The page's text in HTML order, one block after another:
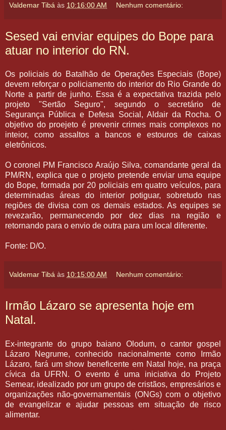
Valdemar Tibá às 10:16:00 AM Nenhum comentário:
Sesed vai enviar equipes do Bope para
atuar no interior do RN.
Os policiais do Batalhão de Operações Especiais (Bope)
devem reforçar o policiamento do interior do Rio Grande do
Norte a partir de junho. Essa é a expectativa trazida pelo
projeto "Sertão Seguro", segundo o secretário de
Segurança Pública e Defesa Social, Aldair da Rocha. O
objetivo do proejeto é prevenir crimes mais complexos no
inteior, como assaltos a bancos e estouros de caixas
eletrônicos.
O coronel PM Francisco Araújo Silva, comandante geral da
PM/RN, explica que o projeto pretende enviar uma equipe
do Bope, formada por 20 policiais em quatro veículos, para
determinadas áreas do interior potiguar, sobretudo nas
regiões de divisa com os demais estados. As equipes se
revezarão, permanecendo por dez dias na região e
retornando para o envio de outra para um local diferente.
Fonte: D/O.
Valdemar Tibá às 10:15:00 AM Nenhum comentário:
Irmão Lázaro se apresenta hoje em
Natal.
Ex-integrante do grupo baiano Olodum, o cantor gospel
Lázaro Negrume, conhecido nacionalmente como Irmão
Lázaro, fará um show beneficente em Natal hoje, na praça
cívica da UFRN. O evento é uma iniciativa do Projeto
Semear, idealizado por um grupo de cristãos, empresários e
organizações não-governamentais (ONGs) com o objetivo
de evangelizar e ajudar pessoas em situação de risco
alimentar.